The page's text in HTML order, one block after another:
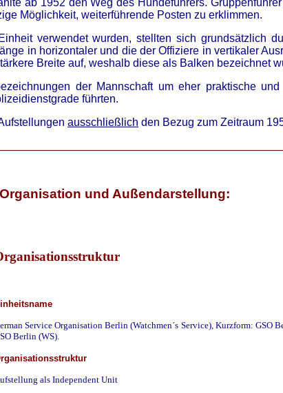
ab 1952 den Weg des Hundeführers.
Möglichkeit, weiterführende Posten zu erklimmen.
verwendet wurden, stellten sich grundsätzlich
in horizontaler und die der Offiziere in vertikaler
Breite auf, weshalb diese als Balken bezeichnet
der Mannschaft um eher praktische
führten.
ausschließlich den Bezug zum Zeitraum
Organisation und Außendarstellung:
Service Organisation Berlin (Watchmen´s Service), Kurzform: GSO
Berlin (WS).
als Independent Unit